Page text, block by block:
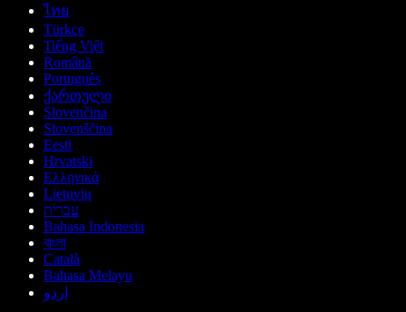
ไทย
Türkçe
Tiếng Việt
Română
Português
ქართული
Slovenčina
Slovenščina
Eesti
Hrvatski
Ελληνικά
Lietuvių
עברית
Bahasa Indonesia
বাংলা
Català
Bahasa Melayu
اردو